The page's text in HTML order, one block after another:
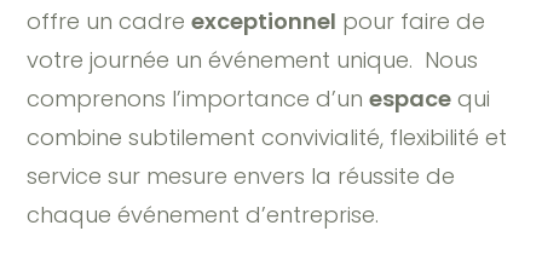
offre un cadreexceptionnel pour faire de
votre journée un événement unique. Nous
comprenons l’importance d’unespace qui
combine subtilement convivialité, flexibilité et
service sur mesure envers la réussite de
chaque événement d’entreprise.